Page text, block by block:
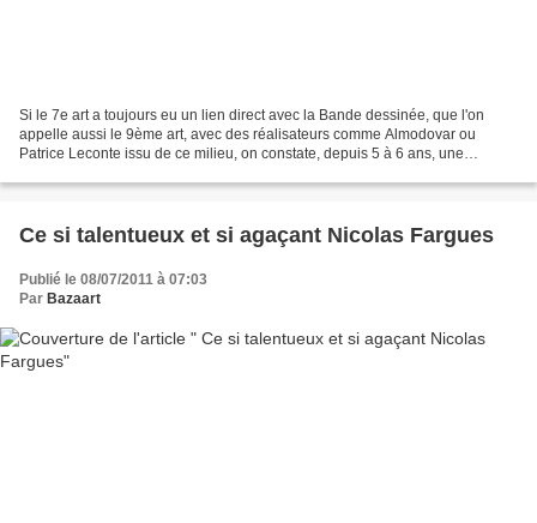
Si le 7e art a toujours eu un lien direct avec la Bande dessinée, que l'on
appelle aussi le 9ème art, avec des réalisateurs comme Almodovar ou
Patrice Leconte issu de ce milieu, on constate, depuis 5 à 6 ans, une
Ce si talentueux et si agaçant Nicolas Fargues
Publié le 08/07/2011 à 07:03
Par Bazaart